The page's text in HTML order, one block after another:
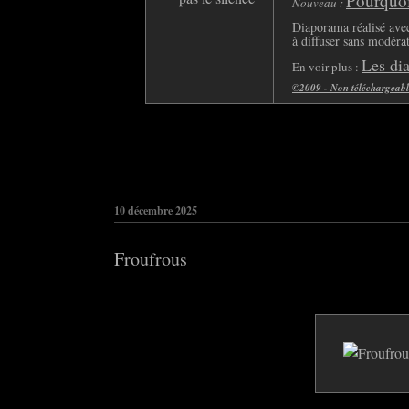
Diaporama réalisé
à diffuser sans
En voir plus : Les
©2009 - Non
10 décembre 2025
Froufrous